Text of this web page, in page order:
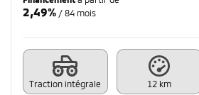
2,49% / 84 mois
Traction intégrale 12 km